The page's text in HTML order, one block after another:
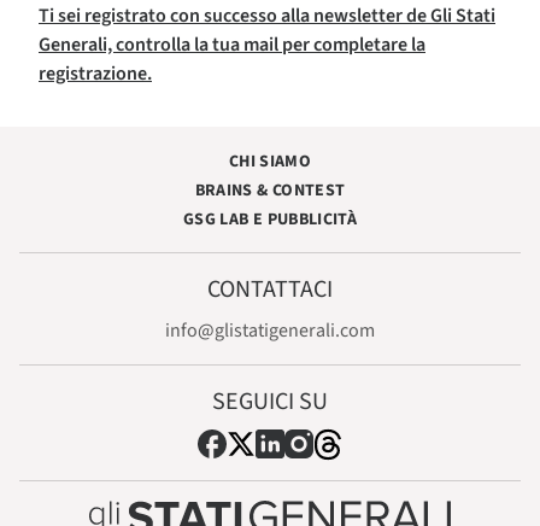
Ti sei registrato con successo alla newsletter de Gli Stati
Generali, controlla la tua mail per completare la
registrazione.
CHI SIAMO
BRAINS & CONTEST
GSG LAB E PUBBLICITÀ
CONTATTACI
info@glistatigenerali.com
SEGUICI SU